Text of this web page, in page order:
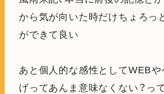
から気が向いた時だけちょろっ
ができて良い
あと個人的な感性としてWEB
げってあんま意味なくない？っ